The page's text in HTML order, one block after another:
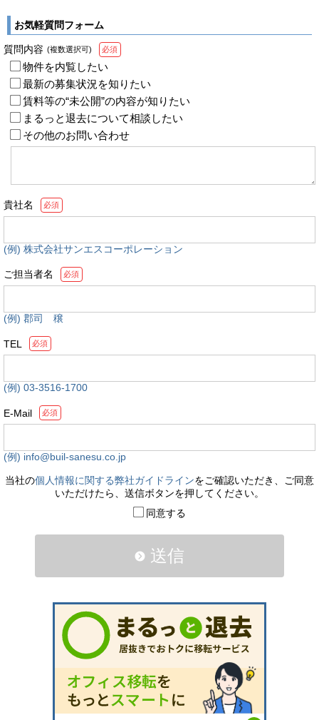
お気軽質問フォーム
質問内容 (複数選択可) 必須
物件を内覧したい
最新の募集状況を知りたい
賃料等の“未公開”の内容が知りたい
まるっと退去について相談したい
その他のお問い合わせ
貴社名 必須
(例) 株式会社サンエスコーポレーション
ご担当者名 必須
(例) 郡司 穣
TEL 必須
(例) 03-3516-1700
E-Mail 必須
(例) info@buil-sanesu.co.jp
当社の個人情報に関する弊社ガイドラインをご確認いただき、ご同意
いただけたら、送信ボタンを押してください。
同意する
送信